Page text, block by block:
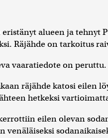
eristänyt alueen ja tehnyt
Räjähde on tarkoitus
vaaratiedote on peruttu.
räjähde katosi eilen
hetkeksi
eilen olevan
venäläiseksi